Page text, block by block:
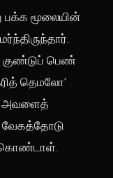
பக்க மூலையின்
குண்டுப் பெண்
தெமலோ’
அவளைத்
வேகத்தோடு
கொண்டாள்.